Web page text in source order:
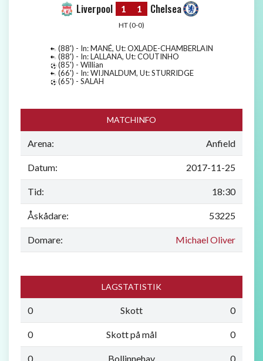
Liverpool 1 1 Chelsea
HT (0-0)
(88') - In: MANÉ, Ut: OXLADE-CHAMBERLAIN
(88') - In: LALLANA, Ut: COUTINHO
(85') - Willian
(66') - In: WIJNALDUM, Ut: STURRIDGE
(65') - SALAH
MATCHINFO
Arena: Anfield
Datum: 2017-11-25
Tid: 18:30
Åskådare: 53225
Domare: Michael Oliver
LAGSTATISTIK
0 Skott 0
0 Skott på mål 0
0 Bollinnehav 0